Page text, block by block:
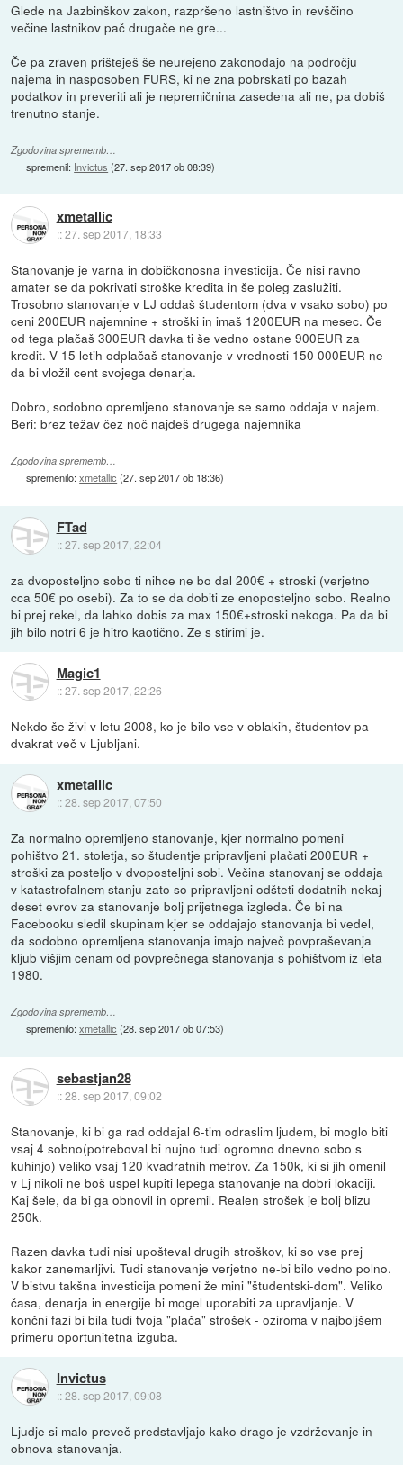
Glede na Jazbinškov zakon, razpršeno lastništvo in revščino
večine lastnikov pač drugače ne gre...
Če pa zraven prišteješ še neurejeno zakonodajo na področju
najema in nasposoben FURS, ki ne zna pobrskati po bazah
podatkov in preveriti ali je nepremičnina zasedena ali ne, pa dobiš
trenutno stanje.
Zgodovina sprememb…
spremenil: Invictus (27. sep 2017 ob 08:39)
xmetallic
::27. sep 2017, 18:33
Stanovanje je varna in dobičkonosna investicija. Če nisi ravno
amater se da pokrivati stroške kredita in še poleg zaslužiti.
Trosobno stanovanje v LJ oddaš študentom (dva v vsako sobo) po
ceni 200EUR najemnine + stroški in imaš 1200EUR na mesec. Če
od tega plačaš 300EUR davka ti še vedno ostane 900EUR za
kredit. V 15 letih odplačaš stanovanje v vrednosti 150 000EUR ne
da bi vložil cent svojega denarja.
Dobro, sodobno opremljeno stanovanje se samo oddaja v najem.
Beri: brez težav čez noč najdeš drugega najemnika
Zgodovina sprememb…
spremenilo:xmetallic (27. sep 2017 ob 18:36)
FTad
::27. sep 2017, 22:04
za dvoposteljno sobo ti nihce ne bo dal 200€ + stroski (verjetno
cca 50€ po osebi). Za to se da dobiti ze enoposteljno sobo. Realno
bi prej rekel, da lahko dobis za max 150€+stroski nekoga. Pa da bi
jih bilo notri 6 je hitro kaotično. Ze s stirimi je.
Magic1
::27. sep 2017, 22:26
Nekdo še živi v letu 2008, ko je bilo vse v oblakih, študentov pa
dvakrat več v Ljubljani.
xmetallic
::28. sep 2017, 07:50
Za normalno opremljeno stanovanje, kjer normalno pomeni
pohištvo 21. stoletja, so študentje pripravljeni plačati 200EUR +
stroški za posteljo v dvoposteljni sobi. Večina stanovanj se oddaja
v katastrofalnem stanju zato so pripravljeni odšteti dodatnih nekaj
deset evrov za stanovanje bolj prijetnega izgleda. Če bi na
Facebooku sledil skupinam kjer se oddajajo stanovanja bi vedel,
da sodobno opremljena stanovanja imajo največ povpraševanja
kljub višjim cenam od povprečnega stanovanja s pohištvom iz leta
1980.
Zgodovina sprememb…
spremenilo:xmetallic (28. sep 2017 ob 07:53)
sebastjan28
::28. sep 2017, 09:02
Stanovanje, ki bi ga rad oddajal 6-tim odraslim ljudem, bi moglo biti
vsaj 4 sobno(potreboval bi nujno tudi ogromno dnevno sobo s
kuhinjo) veliko vsaj 120 kvadratnih metrov. Za 150k, ki si jih omenil
v Lj nikoli ne boš uspel kupiti lepega stanovanje na dobri lokaciji.
Kaj šele, da bi ga obnovil in opremil. Realen strošek je bolj blizu
250k.
Razen davka tudi nisi upošteval drugih stroškov, ki so vse prej
kakor zanemarljivi. Tudi stanovanje verjetno ne-bi bilo vedno polno.
V bistvu takšna investicija pomeni že mini "študentski-dom". Veliko
časa, denarja in energije bi mogel uporabiti za upravljanje. V
končni fazi bi bila tudi tvoja "plača" strošek - oziroma v najboljšem
primeru oportunitetna izguba.
Invictus
::28. sep 2017, 09:08
Ljudje si malo preveč predstavljajo kako drago je vzdrževanje in
obnova stanovanja.